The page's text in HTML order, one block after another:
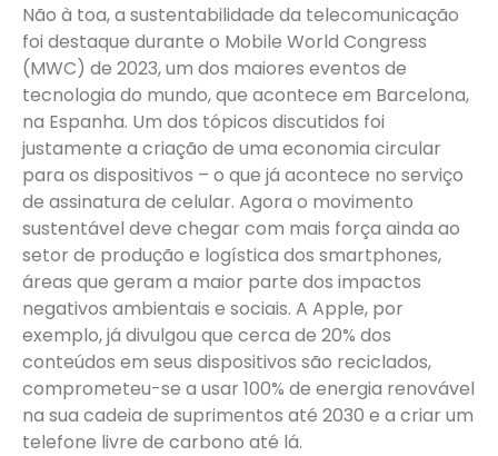
Não à toa, a sustentabilidade da telecomunicação
foi destaque durante o Mobile World Congress
(MWC) de 2023, um dos maiores eventos de
tecnologia do mundo, que acontece em Barcelona,
na Espanha. Um dos tópicos discutidos foi
justamente a criação de uma economia circular
para os dispositivos – o que já acontece no serviço
de assinatura de celular. Agora o movimento
sustentável deve chegar com mais força ainda ao
setor de produção e logística dos smartphones,
áreas que geram a maior parte dos impactos
negativos ambientais e sociais. A Apple, por
exemplo, já divulgou que cerca de 20% dos
conteúdos em seus dispositivos são reciclados,
comprometeu-se a usar 100% de energia renovável
na sua cadeia de suprimentos até 2030 e a criar um
telefone livre de carbono até lá.